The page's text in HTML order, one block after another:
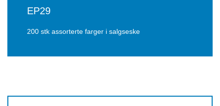
EP29
200 stk assorterte farger i salgseske